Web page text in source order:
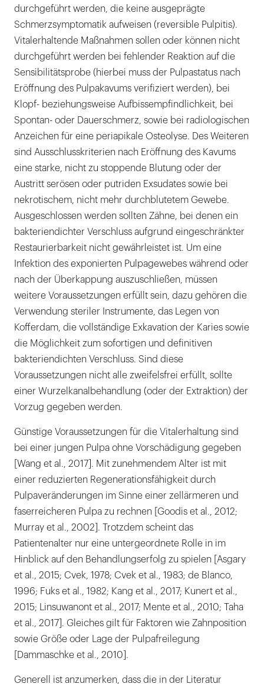
durchgeführt werden, die keine ausgeprägte
Schmerzsymptomatik aufweisen (reversible Pulpitis).
Vitalerhaltende Maßnahmen sollen oder können nicht
durchgeführt werden bei fehlender Reaktion auf die
Sensibilitätsprobe (hierbei muss der Pulpastatus nach
Eröffnung des Pulpakavums verifiziert werden), bei
Klopf- beziehungsweise Aufbissempfindlichkeit, bei
Spontan- oder Dauerschmerz, sowie bei radiologischen
Anzeichen für eine periapikale Osteolyse. Des Weiteren
sind Ausschlusskriterien nach Eröffnung des Kavums
eine starke, nicht zu stoppende Blutung oder der
Austritt serösen oder putriden Exsudates sowie bei
nekrotischem, nicht mehr durchblutetem Gewebe.
Ausgeschlossen werden sollten Zähne, bei denen ein
bakteriendichter Verschluss aufgrund eingeschränkter
Restaurierbarkeit nicht gewährleistet ist. Um eine
Infektion des exponierten Pulpagewebes während oder
nach der Überkappung auszuschließen, müssen
weitere Voraussetzungen erfüllt sein, dazu gehören die
Verwendung steriler Instrumente, das Legen von
Kofferdam, die vollständige Exkavation der Karies sowie
die Möglichkeit zum sofortigen und definitiven
bakteriendichten Verschluss. Sind diese
Voraussetzungen nicht alle zweifelsfrei erfüllt, sollte
einer Wurzelkanalbehandlung (oder der Extraktion) der
Vorzug gegeben werden.
Günstige Voraussetzungen für die Vitalerhaltung sind
bei einer jungen Pulpa ohne Vorschädigung gegeben
[Wang et al., 2017]. Mit zunehmendem Alter ist mit
einer reduzierten Regenerationsfähigkeit durch
Pulpaveränderungen im Sinne einer zellärmeren und
faserreicheren Pulpa zu rechnen [Goodis et al., 2012;
Murray et al., 2002]. Trotzdem scheint das
Patientenalter nur eine untergeordnete Rolle in im
Hinblick auf den Behandlungserfolg zu spielen [Asgary
et al., 2015; Cvek, 1978; Cvek et al., 1983; de Blanco,
1996; Fuks et al., 1982; Kang et al., 2017; Kunert et al.,
2015; Linsuwanont et al., 2017; Mente et al., 2010; Taha
et al., 2017]. Gleiches gilt für Faktoren wie Zahnposition
sowie Größe oder Lage der Pulpafreilegung
[Dammaschke et al., 2010].
Generell ist anzumerken, dass die in der Literatur